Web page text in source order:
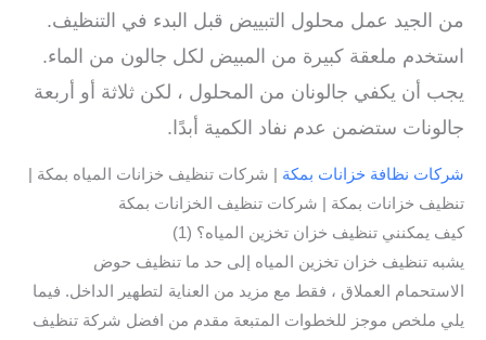
من الجيد عمل محلول التبييض قبل البدء في التنظيف.
استخدم ملعقة كبيرة من المبيض لكل جالون من الماء.
يجب أن يكفي جالونان من المحلول ، لكن ثلاثة أو أربعة
جالونات ستضمن عدم نفاد الكمية أبدًا.
شركات نظافة خزانات بمكة | شركات تنظيف خزانات المياه بمكة |
تنظيف خزانات بمكة | شركات تنظيف الخزانات بمكة
كيف يمكنني تنظيف خزان تخزين المياه؟ (1)
يشبه تنظيف خزان تخزين المياه إلى حد ما تنظيف حوض
الاستحمام العملاق ، فقط مع مزيد من العناية لتطهير الداخل. فيما
يلي ملخص موجز للخطوات المتبعة مقدم من افضل شركة تنظيف